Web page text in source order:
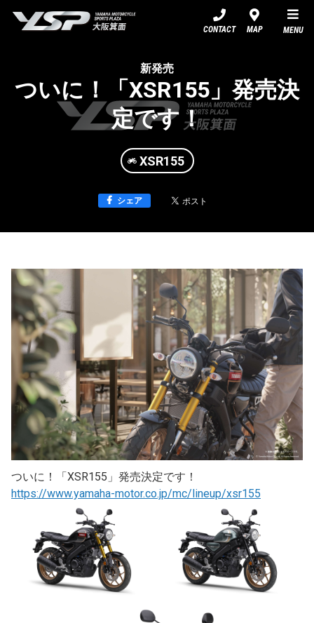
CONTACT MAP MENU
新発売
ついに！「XSR155」発売決
定です！
XSR155
シェア
ついに！「XSR155」発売決定です！
https://www.yamaha-motor.co.jp/mc/lineup/xsr155